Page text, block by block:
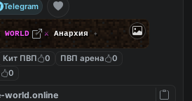
Telegram
WORLD✦ ⚔ Анархия ✦
Кит ПВП 0 ПВП арена
0
0
world.online